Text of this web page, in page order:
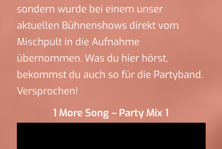
sondern wurde bei einem unser
aktuellen Bühnenshows direkt vom
Mischpult in die Aufnahme
übernommen. Was du hier hörst,
bekommst du auch so für die Partyband.
Versprochen!
1 More Song – Party Mix 1